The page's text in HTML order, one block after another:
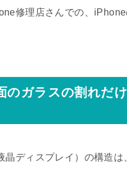
修理店さんでの、
のガラスの割れだ
晶ディスプレイ）の構造は